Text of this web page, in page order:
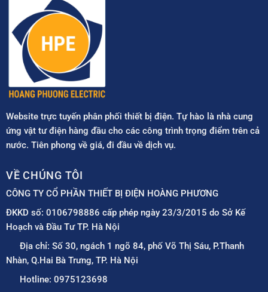
Website trực tuyến phân phối thiết bị điện. Tự hào là nhà cung
ứng vật tư điện hàng đầu cho các công trình trọng điểm trên cả
nước. Tiên phong về giá, đi đầu về dịch vụ.
VỀ CHÚNG TÔI
CÔNG TY CỔ PHẦN THIẾT BỊ ĐIỆN HOÀNG PHƯƠNG
ĐKKD số: 0106798886 cấp phép ngày 23/3/2015 do Sở Kế
Hoạch và Đầu Tư TP. Hà Nội
Địa chỉ: Số 30, ngách 1 ngõ 84, phố Võ Thị Sáu, P.Thanh
Nhàn, Q.Hai Bà Trưng, TP. Hà Nội
Hotline: 0975123698